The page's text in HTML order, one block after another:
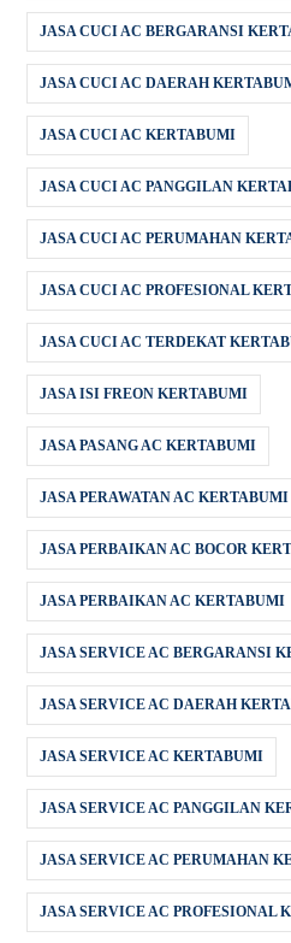
JASA CUCI AC BERGARANSI
JASA CUCI AC DAERAH
JASA CUCI AC KERTABUMI
JASA CUCI AC PANGGILAN
JASA CUCI AC PERUMAHAN
JASA CUCI AC PROFESIONAL
JASA CUCI AC TERDEKAT
JASA ISI FREON KERTABUMI
JASA PASANG AC KERTABUMI
JASA PERAWATAN AC KERTABUMI
JASA PERBAIKAN AC BOCOR
JASA PERBAIKAN AC KERTABUMI
JASA SERVICE AC BERGARANSI
JASA SERVICE AC DAERAH
JASA SERVICE AC KERTABUMI
JASA SERVICE AC PANGGILAN
JASA SERVICE AC PERUMAHAN
JASA SERVICE AC PROFESIONAL